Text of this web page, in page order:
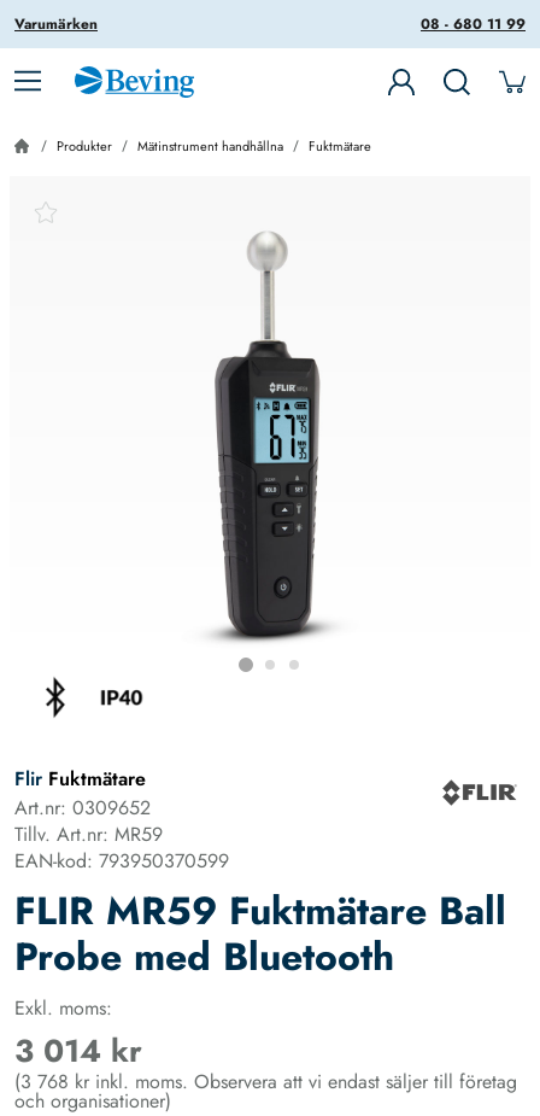
08 - 680 11 99
Varumärken
Produkter Mätinstrument handhållna Fuktmätare
Flir Fuktmätare
Art.nr: 0309652
Tillv. Art.nr: MR59
EAN-kod: 793950370599
FLIR MR59 Fuktmätare Ball
Probe med Bluetooth
Exkl. moms:
3 014 kr
(3 768 kr inkl. moms. Observera att vi endast säljer till företag
och organisationer)